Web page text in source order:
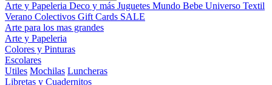
Arte y Papeleria Deco y más Juguetes Mundo Bebe Universo Textil
Verano Colectivos Gift Cards SALE
Arte para los mas grandes
Arte y Papeleria
Colores y Pinturas
Escolares
Utiles Mochilas Luncheras
Libretas y Cuadernitos